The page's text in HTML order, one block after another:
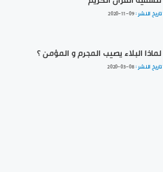
تاريخ النشر :2020-11-09
لماذا البلاء يصيب المجرم و المؤمن ؟
تاريخ النشر :2020-03-08